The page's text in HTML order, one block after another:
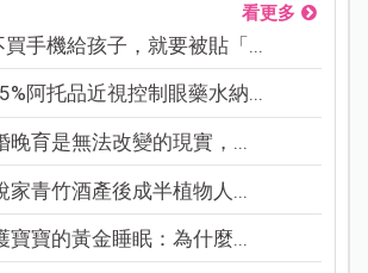
看更多
買手機給孩子，就要被貼「...
阿托品近視控制眼藥水納...
晚育是無法改變的現實，...
家青竹酒產後成半植物人...
寶寶的黃金睡眠：為什麼...